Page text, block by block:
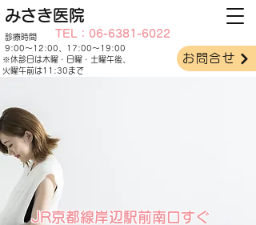
みさき医院
診療時間
9:00～12:00、17:00～19:00
TEL：06-6381-6022
​※休診日は木曜・日曜・土曜午後、
火曜午前は11:30まで
お問合せ
JR京都線岸辺駅前南口すぐ